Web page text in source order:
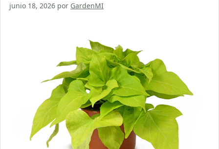
junio 18, 2026 por GardenMI